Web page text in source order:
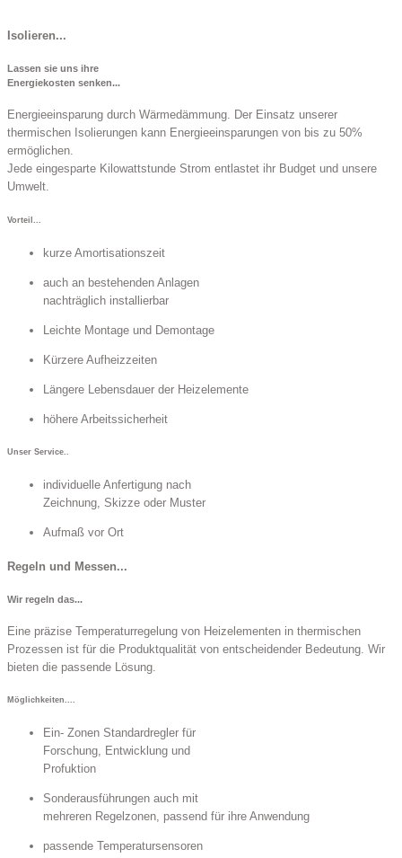
Isolieren...
Lassen sie uns ihre
Energiekosten senken...
Energieeinsparung durch Wärmedämmung. Der Einsatz unserer
thermischen Isolierungen kann Energieeinsparungen von bis zu 50%
ermöglichen.
Jede eingesparte Kilowattstunde Strom entlastet ihr Budget und unsere
Umwelt.
Vorteil...
kurze Amortisationszeit
auch an bestehenden Anlagen
nachträglich installierbar
Leichte Montage und Demontage
Kürzere Aufheizzeiten
Längere Lebensdauer der Heizelemente
höhere Arbeitssicherheit
Unser Service..
individuelle Anfertigung nach
Zeichnung, Skizze oder Muster
Aufmaß vor Ort
Regeln und Messen...
Wir regeln das...
Eine präzise Temperaturregelung von Heizelementen in thermischen
Prozessen ist für die Produktqualität von entscheidender Bedeutung. Wir
bieten die passende Lösung.
Möglichkeiten....
Ein- Zonen Standardregler für
Forschung, Entwicklung und
Profuktion
Sonderausführungen auch mit
mehreren Regelzonen, passend für ihre Anwendung
passende Temperatursensoren